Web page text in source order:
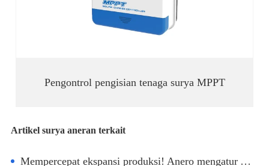
Pengontrol pengisian tenaga surya MPPT
Artikel surya aneran terkait
Mempercepat ekspansi produksi! Anero mengatur Area gudang Tiongkok Selatan A